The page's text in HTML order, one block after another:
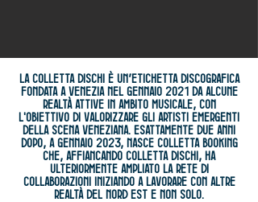
La Colletta Dischi è un’etichetta discografica
fondata a Venezia nel gennaio 2021 da alcune
realtà attive in ambito musicale, con
l'obiettivo di valorizzare gli artisti emergenti
della scena veneziana. esattamente due anni
dopo, a gennaio 2023, nasce Colletta Booking
che, affiancando Colletta Dischi, ha
ulteriormente ampliato la rete di
collaborazioni iniziando a lavorare con altre
realtà del nord est e non solo.